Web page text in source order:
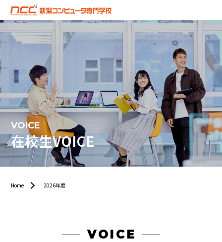
VOICE
在校生VOICE
Home 2026年度
VOICE